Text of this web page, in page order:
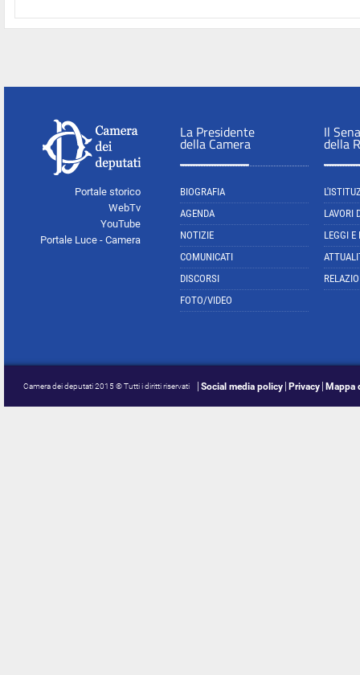
Portale storico
WebTv
YouTube
Portale Luce - Camera
La Presidente
della Camera
BIOGRAFIA
AGENDA
NOTIZIE
COMUNICATI
DISCORSI
FOTO/VIDEO
Il
della
LAVORI
LEGGI E
Camera dei deputati 2015 © Tutti i diritti riservati Social media policy Privacy Mappa